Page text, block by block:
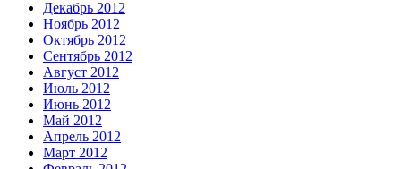
Декабрь 2012
Ноябрь 2012
Октябрь 2012
Сентябрь 2012
Август 2012
Июль 2012
Июнь 2012
Май 2012
Апрель 2012
Март 2012